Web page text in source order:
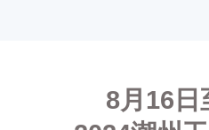
8月16日